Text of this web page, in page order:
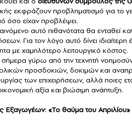
εκφράζουν προβληματισμό για το
όσο είχαν προβλέψει.
αυτό πιθανότατα θα ενταθεί
Για τον λόγο αυτό δίνει
με χαμηλότερο λειτουργικό κόστος.
γύρω από την τεχνητή
προσδοκιών, δοκιμών και
των επιχειρήσεων, αλλά ποιες
αξία και βιώσιμη ανάπτυξη.
Εξαγωγέων: «Το θαύμα του Απριλίου»